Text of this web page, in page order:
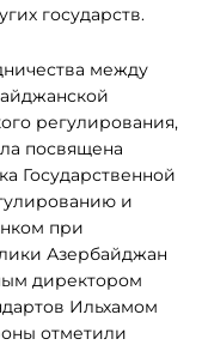
государств.
между
регулирования,
посвящена
Государственной
и
при
Азербайджан
директором
Ильхамом
отметили